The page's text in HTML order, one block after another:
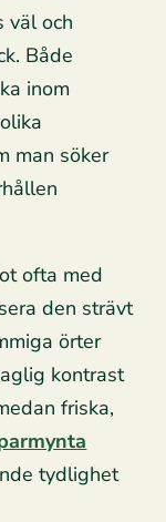
väl och
Både
inom
man söker
ofta med
den strävt
örter
kontrast
friska,
tydlighet